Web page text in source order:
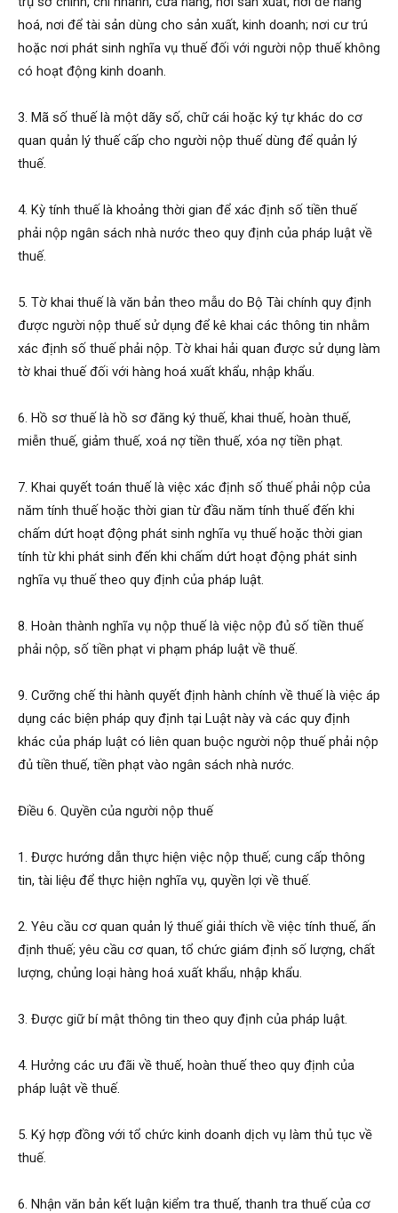
hoá, nơi để tài sản dùng cho sản xuất, kinh doanh; nơi cư trú
hoặc nơi phát sinh nghĩa vụ thuế đối với người nộp thuế không
có hoạt động kinh doanh.
3. Mã số thuế là một dãy số, chữ cái hoặc ký tự khác do cơ
quan quản lý thuế cấp cho người nộp thuế dùng để quản lý
thuế.
4. Kỳ tính thuế là khoảng thời gian để xác định số tiền thuế
phải nộp ngân sách nhà nước theo quy định của pháp luật về
thuế.
5. Tờ khai thuế là văn bản theo mẫu do Bộ Tài chính quy định
được người nộp thuế sử dụng để kê khai các thông tin nhằm
xác định số thuế phải nộp. Tờ khai hải quan được sử dụng làm
tờ khai thuế đối với hàng hoá xuất khẩu, nhập khẩu.
6. Hồ sơ thuế là hồ sơ đăng ký thuế, khai thuế, hoàn thuế,
miễn thuế, giảm thuế, xoá nợ tiền thuế, xóa nợ tiền phạt.
7. Khai quyết toán thuế là việc xác định số thuế phải nộp của
năm tính thuế hoặc thời gian từ đầu năm tính thuế đến khi
chấm dứt hoạt động phát sinh nghĩa vụ thuế hoặc thời gian
tính từ khi phát sinh đến khi chấm dứt hoạt động phát sinh
nghĩa vụ thuế theo quy định của pháp luật.
8. Hoàn thành nghĩa vụ nộp thuế là việc nộp đủ số tiền thuế
phải nộp, số tiền phạt vi phạm pháp luật về thuế.
9. Cưỡng chế thi hành quyết định hành chính về thuế là việc áp
dụng các biện pháp quy định tại Luật này và các quy định
khác của pháp luật có liên quan buộc người nộp thuế phải nộp
đủ tiền thuế, tiền phạt vào ngân sách nhà nước.
Điều 6. Quyền của người nộp thuế
1. Được hướng dẫn thực hiện việc nộp thuế; cung cấp thông
tin, tài liệu để thực hiện nghĩa vụ, quyền lợi về thuế.
2. Yêu cầu cơ quan quản lý thuế giải thích về việc tính thuế, ấn
định thuế; yêu cầu cơ quan, tổ chức giám định số lượng, chất
lượng, chủng loại hàng hoá xuất khẩu, nhập khẩu.
3. Được giữ bí mật thông tin theo quy định của pháp luật.
4. Hưởng các ưu đãi về thuế, hoàn thuế theo quy định của
pháp luật về thuế.
5. Ký hợp đồng với tổ chức kinh doanh dịch vụ làm thủ tục về
thuế.
6. Nhận văn bản kết luận kiểm tra thuế, thanh tra thuế của cơ